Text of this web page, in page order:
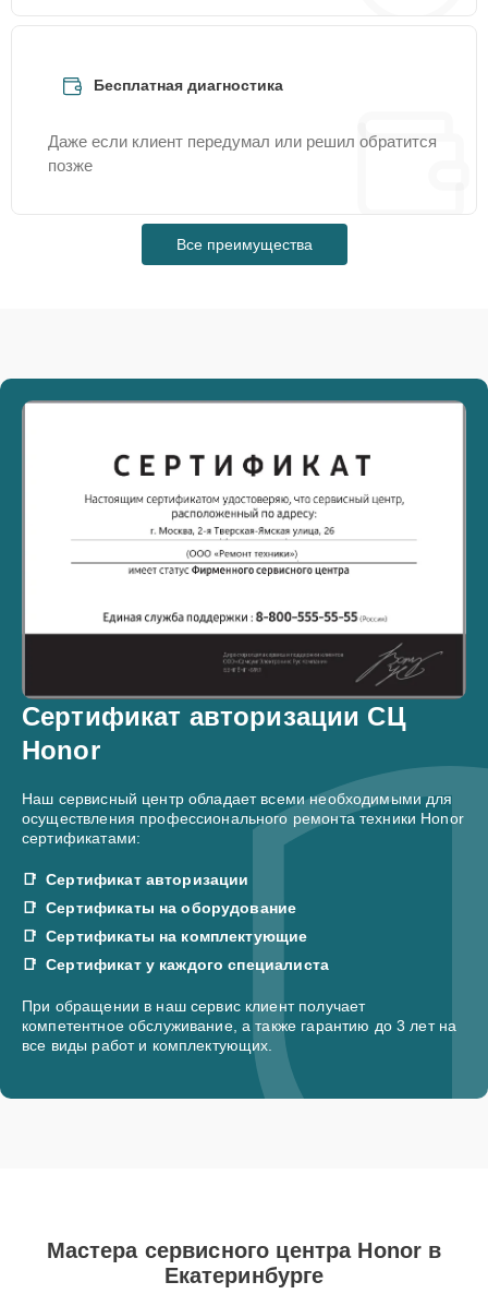
Бесплатная диагностика
Даже если клиент передумал или решил обратится
позже
Все преимущества
Сертификат авторизации СЦ
Honor
Наш сервисный центр обладает всеми необходимыми для
осуществления профессионального ремонта техники Honor
сертификатами:
Сертификат авторизации
Сертификаты на оборудование
Сертификаты на комплектующие
Сертификат у каждого специалиста
При обращении в наш сервис клиент получает
компетентное обслуживание, а также гарантию до 3 лет на
все виды работ и комплектующих.
Мастера сервисного центра Honor в
Екатеринбурге